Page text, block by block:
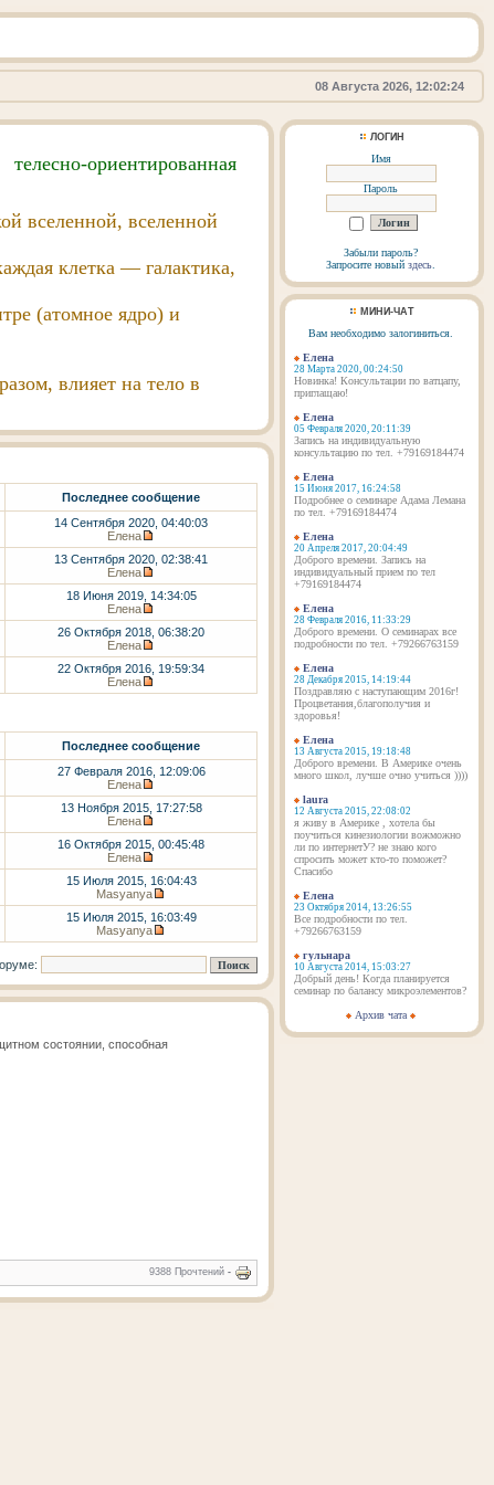
08 Августа 2026, 12:02:24
ориентированная
вселенной, вселенной
клетка — галактика,
(атомное ядро) и
влияет на тело в
Последнее сообщение
14 Сентября 2020, 04:40:03
Елена
13 Сентября 2020, 02:38:41
Елена
18 Июня 2019, 14:34:05
Елена
26 Октября 2018, 06:38:20
Елена
22 Октября 2016, 19:59:34
Елена
Последнее сообщение
27 Февраля 2016, 12:09:06
Елена
13 Ноября 2015, 17:27:58
Елена
16 Октября 2015, 00:45:48
Елена
15 Июля 2015, 16:04:43
Masyanya
15 Июля 2015, 16:03:49
Masyanya
состоянии, способная
9388 Прочтений -
ЛОГИН
Имя
Пароль
Забыли пароль?
Запросите новый здесь.
МИНИ-ЧАТ
Вам необходимо залогиниться.
Елена
28 Марта 2020, 00:24:50
Новинка! Консультации по ватцапу,
приглащаю!
Елена
05 Февраля 2020, 20:11:39
Запись на индивидуальную
консультацию по тел. +79169184474
Елена
15 Июня 2017, 16:24:58
Подробнее о семинаре Адама Лемана
по тел. +79169184474
Елена
20 Апреля 2017, 20:04:49
Доброго времени. Запись на
индивидуальный прием по тел
+79169184474
Елена
28 Февраля 2016, 11:33:29
Доброго времени. О семинарах все
подробности по тел. +79266763159
Елена
28 Декабря 2015, 14:19:44
Поздравляю с наступающим 2016г!
Процветания,благополучия и
здоровья!
Елена
13 Августа 2015, 19:18:48
Доброго времени. В Америке очень
много школ, лучше очно учиться ))))
laura
12 Августа 2015, 22:08:02
я живу в Америке , хотела бы
поучиться кинезиологии вожможно
ли по интернетУ? не знаю кого
спросить может кто-то поможет?
Спасибо
Елена
23 Октября 2014, 13:26:55
Все подробности по тел.
+79266763159
гульнара
10 Августа 2014, 15:03:27
Добрый день! Когда планируется
семинар по балансу микроэлементов?
Архив чата